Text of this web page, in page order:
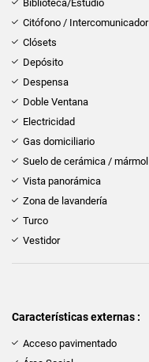
Biblioteca/Estudio
Citófono / Intercomunicador
Clósets
Depósito
Despensa
Doble Ventana
Electricidad
Gas domiciliario
Suelo de cerámica / mármol
Vista panorámica
Zona de lavandería
Turco
Vestidor
Características externas :
Acceso pavimentado